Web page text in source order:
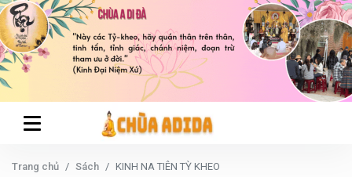
Trang chủ Sách KINH NA TIÊN TỲ KHEO